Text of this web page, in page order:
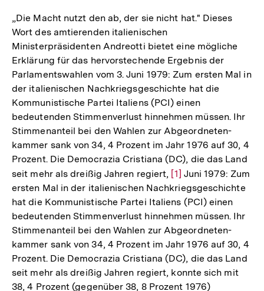
„Die Macht nutzt den ab, der sie nicht hat." Dieses
Wort des amtierenden italienischen
Ministerpräsidenten Andreotti bietet eine mögliche
Erklärung für das hervorstechende Ergebnis der
Parlamentswahlen vom 3. Juni 1979: Zum ersten Mal in
der italienischen Nachkriegsgeschichte hat die
Kommunistische Partei Italiens (PCI) einen
bedeutenden Stimmenverlust hinnehmen müssen. Ihr
Stimmenanteil bei den Wahlen zur Abgeordneten-
kammer sank von 34, 4 Prozent im Jahr 1976 auf 30, 4
Prozent. Die Democrazia Cristiana (DC), die das Land
seit mehr als dreißig Jahren regiert, Zur
Auflösung
der
Fußnote
[1] Juni 1979: Zum
ersten Mal in der italienischen Nachkriegsgeschichte
hat die Kommunistische Partei Italiens (PCI) einen
bedeutenden Stimmenverlust hinnehmen müssen. Ihr
Stimmenanteil bei den Wahlen zur Abgeordneten-
kammer sank von 34, 4 Prozent im Jahr 1976 auf 30, 4
Prozent. Die Democrazia Cristiana (DC), die das Land
seit mehr als dreißig Jahren regiert, konnte sich mit
38, 4 Prozent (gegenüber 38, 8 Prozent 1976)